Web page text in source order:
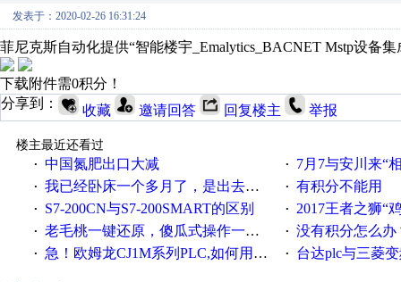
发表于：2020-02-26 16:31:24
菲尼克斯自动化提供“智能楼宇_Emalytics_BACNET Mstp设备
下载附件需0积分！
分享到：
收藏 邀请回答 回复楼主 举报
楼主最近还看过
· 中国氮肥出口大减 · 7月7与安川来“
· 我已经卧床一个多月了，是出去安装机械手在高速遭遇车祸所致:大家工作都要特别注意啊 · 有积分不能用
· S7-200CN与S7-200SMART的区别 · 2017王者之狮“鸡”情签到
· 老毛桃一键还原，傻瓜式操作一键轻松备份还原；程序为向导式安装，一键即可实现自动备份或还原系统。 · 没有积分怎么办
· 急！欧姆龙CJ1M系列PLC,如何用时间控制变频器。要求时间在组态王中可以自由输入！拜托各位大神了！ · 台达plc与三菱